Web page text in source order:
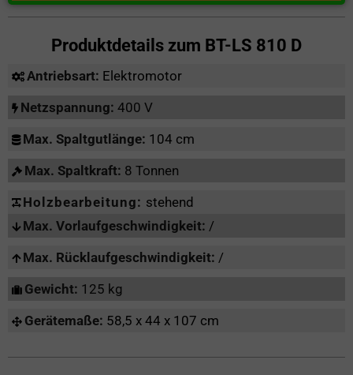
Produktdetails zum BT-LS 810 D
Antriebsart: Elektromotor
Netzspannung: 400 V
Max. Spaltgutlänge: 104 cm
Max. Spaltkraft: 8 Tonnen
Holzbearbeitung: stehend
Max. Vorlaufgeschwindigkeit: /
Max. Rücklaufgeschwindigkeit: /
Gewicht: 125 kg
Gerätemaße: 58,5 x 44 x 107 cm